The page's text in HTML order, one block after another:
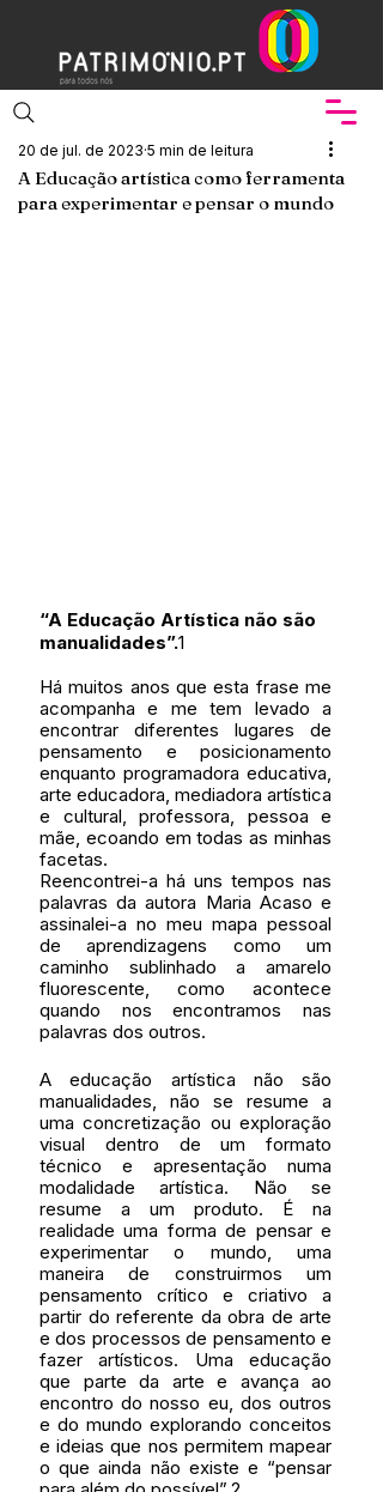
A Educação artística como ferramenta
para experimentar e pensar o mundo
20 de jul. de 2023 5 min de leitura
“A Educação Artística não são
manualidades”.1
Há muitos anos que esta frase me
acompanha e me tem levado a
encontrar diferentes lugares de
pensamento e posicionamento
enquanto programadora educativa,
arte educadora, mediadora artística
e cultural, professora, pessoa e
mãe, ecoando em todas as minhas
facetas.
Reencontrei-a há uns tempos nas
palavras da autora Maria Acaso e
assinalei-a no meu mapa pessoal
de aprendizagens como um
caminho sublinhado a amarelo
fluorescente, como acontece
quando nos encontramos nas
palavras dos outros.
A educação artística não são
manualidades, não se resume a
uma concretização ou exploração
visual dentro de um formato
técnico e apresentação numa
modalidade artística. Não se
resume a um produto. É na
realidade uma forma de pensar e
experimentar o mundo, uma
maneira de construirmos um
pensamento crítico e criativo a
partir do referente da obra de arte
e dos processos de pensamento e
fazer artísticos. Uma educação
que parte da arte e avança ao
encontro do nosso eu, dos outros
e do mundo explorando conceitos
e ideias que nos permitem mapear
o que ainda não existe e “pensar